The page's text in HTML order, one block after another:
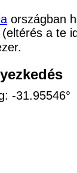
országban
a te
-31.95546°